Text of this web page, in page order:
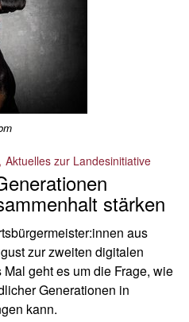
Aktuelles zur Landesinitiative
stärken
aus
zur zweiten digitalen
geht es um die Frage, wie
Generationen in
kann.